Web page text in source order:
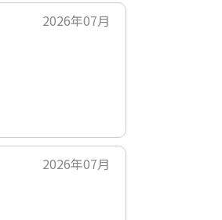
2026年07月
2026年07月